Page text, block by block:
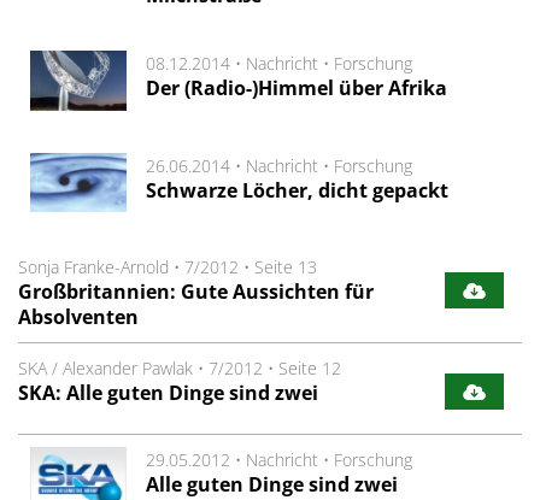
08.12.2014 • Nachricht • Forschung
Der (Radio-)Himmel über Afrika
26.06.2014 • Nachricht • Forschung
Schwarze Löcher, dicht gepackt
Sonja Franke-Arnold • 7/2012 • Seite 13
Großbritannien: Gute Aussichten für
Absolventen
SKA / Alexander Pawlak • 7/2012 • Seite 12
SKA: Alle guten Dinge sind zwei
29.05.2012 • Nachricht • Forschung
Alle guten Dinge sind zwei